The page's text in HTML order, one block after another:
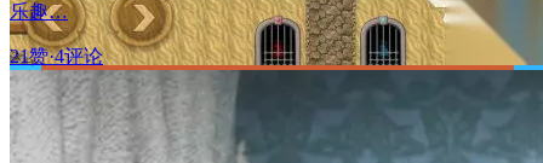
乐趣…
21赞·4评论